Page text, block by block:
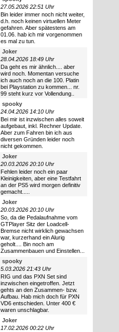
27.05.2026 22:51 Uhr
Bin leider immer noch nicht weiter,
d.h. noch keinen virtuellen Meter
gefahren. Aber spätestens am
01.06. hab ich mir vorgenommen
es mal zu tun.
Joker
28.04.2026 18:49 Uhr
Da geht es mir ähnlich.... aber
wird noch. Momentan versuche
ich auch noch an die 100. Platin
bei Playstation zu kommen... nr.
99 steht kurz vor Vollendung..
spooky
24.04.2026 14:10 Uhr
Bei mir ist inzwischen alles soweit
aufgebaut, inkl. Rechner Update.
Aber zum Fahren bin ich aus
diversen Gründen leider noch
nicht gekommen.
Joker
20.03.2026 20:10 Uhr
Fehlen leider noch ein paar
Kleinigkeiten, aber eine Testfahrt
an der PS5 wird morgen definitiv
gemacht.....
Joker
20.03.2026 20:10 Uhr
So, da die Pedalaufnahme vom
GTPlayer Sitz der Loadcell-
Bremse nicht wirklich gewachsen
war, kurzerhand ein Alurig
geholt.... Bin noch am
Zusammenbauen und Einstellen...
spooky
5.03.2026 21:43 Uhr
RIG und das PXN Set sind
inzwischen eingetroffen. Jetzt
gehts an den Zusammen- bzw.
Aufbau. Hab mich doch für PXN
VD6 entschieden. Unter 400 €
waren unschlagbar.
Joker
17.02.2026 00:22 Uhr